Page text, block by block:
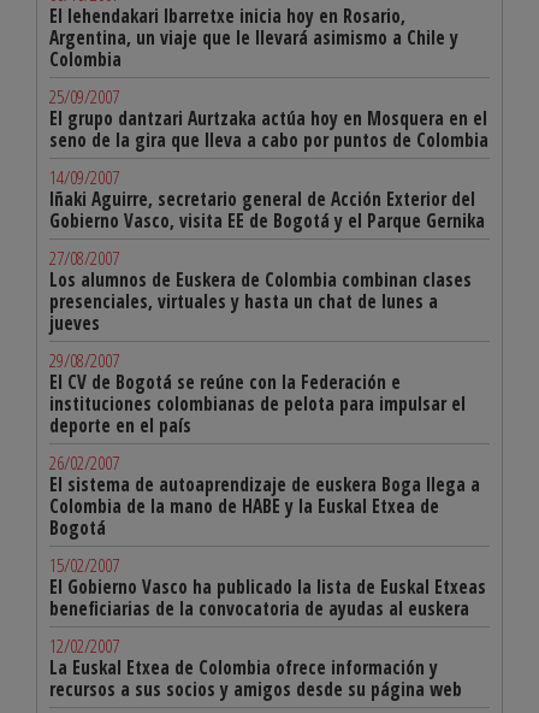
El lehendakari Ibarretxe inicia hoy en Rosario,
Argentina, un viaje que le llevará asimismo a Chile y
Colombia
25/09/2007
El grupo dantzari Aurtzaka actúa hoy en Mosquera en el
seno de la gira que lleva a cabo por puntos de Colombia
14/09/2007
Iñaki Aguirre, secretario general de Acción Exterior del
Gobierno Vasco, visita EE de Bogotá y el Parque Gernika
27/08/2007
Los alumnos de Euskera de Colombia combinan clases
presenciales, virtuales y hasta un chat de lunes a
jueves
29/08/2007
El CV de Bogotá se reúne con la Federación e
instituciones colombianas de pelota para impulsar el
deporte en el país
26/02/2007
El sistema de autoaprendizaje de euskera Boga llega a
Colombia de la mano de HABE y la Euskal Etxea de
Bogotá
15/02/2007
El Gobierno Vasco ha publicado la lista de Euskal Etxeas
beneficiarias de la convocatoria de ayudas al euskera
12/02/2007
La Euskal Etxea de Colombia ofrece información y
recursos a sus socios y amigos desde su página web